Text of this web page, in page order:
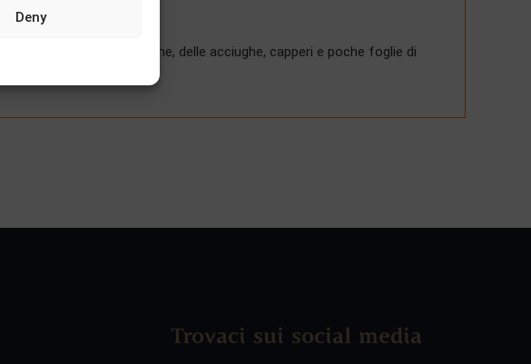
Deny
aggiungiamo acciughe, delle acciughe, capperi e poche foglie di
Trovaci sui social media